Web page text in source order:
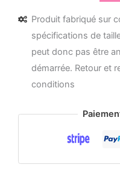
céramique
enfants
Produit fabriqué sur
spécifications de
peut donc pas être
démarrée. Retour et
conditions